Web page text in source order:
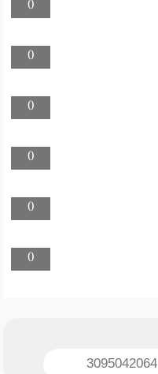
0
0
0
0
0
0
3095042064